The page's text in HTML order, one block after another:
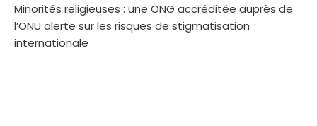
Minorités religieuses : une ONG accréditée auprès de
l’ONU alerte sur les risques de stigmatisation
internationale